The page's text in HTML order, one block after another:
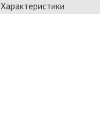
Характеристики